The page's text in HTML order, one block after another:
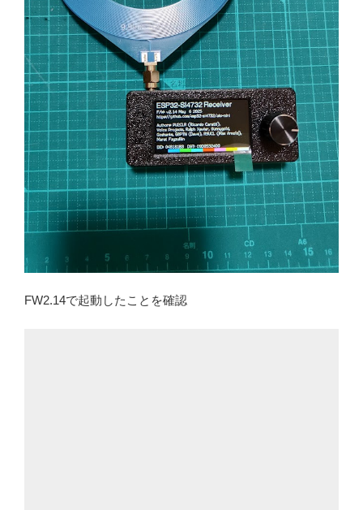
FW2.14で起動したことを確認